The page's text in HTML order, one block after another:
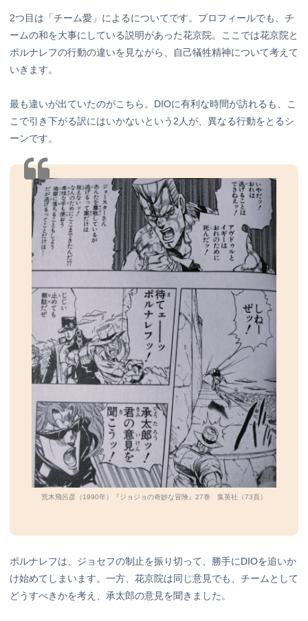
2つ目は「チーム愛」によるについてです。プロフィールでも、チ
ームの和を大事にしている説明があった花京院。ここでは花京院と
ポルナレフの行動の違いを見ながら、自己犠牲精神について考えて
いきます。
最も違いが出ていたのがこちら。DIOに有利な時間が訪れるも、こ
こで引き下がる訳にはいかないという2人が、異なる行動をとるシ
ーンです。
荒木飛呂彦（1990年）『ジョジョの奇妙な冒険』27巻 集英社（73頁）
ポルナレフは、ジョセフの制止を振り切って、勝手にDIOを追いか
け始めてしまいます。一方、花京院は同じ意見でも、チームとして
どうすべきかを考え、承太郎の意見を聞きました。